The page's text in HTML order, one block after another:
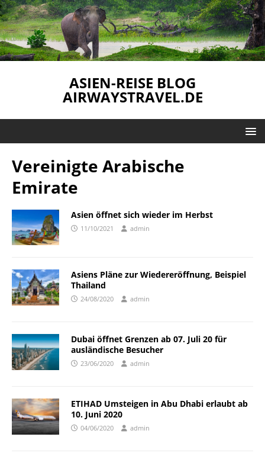
ASIEN-REISE BLOG
AIRWAYSTRAVEL.DE
Vereinigte Arabische
Emirate
Asien öffnet sich wieder im Herbst
11/10/2021 admin
Asiens Pläne zur Wiedereröffnung, Beispiel
Thailand
24/08/2020 admin
Dubai öffnet Grenzen ab 07. Juli 20 für
ausländische Besucher
23/06/2020 admin
ETIHAD Umsteigen in Abu Dhabi erlaubt ab
10. Juni 2020
04/06/2020 admin